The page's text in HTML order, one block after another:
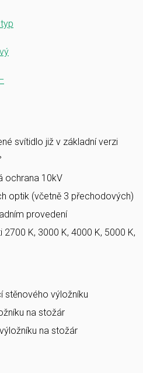
svítidlo již v základní verzi
ochrana 10kV
optik (včetně 3 přechodových)
provedení
K, 3000 K, 4000 K, 5000 K,
stěnového výložníku
na stožár
na stožár